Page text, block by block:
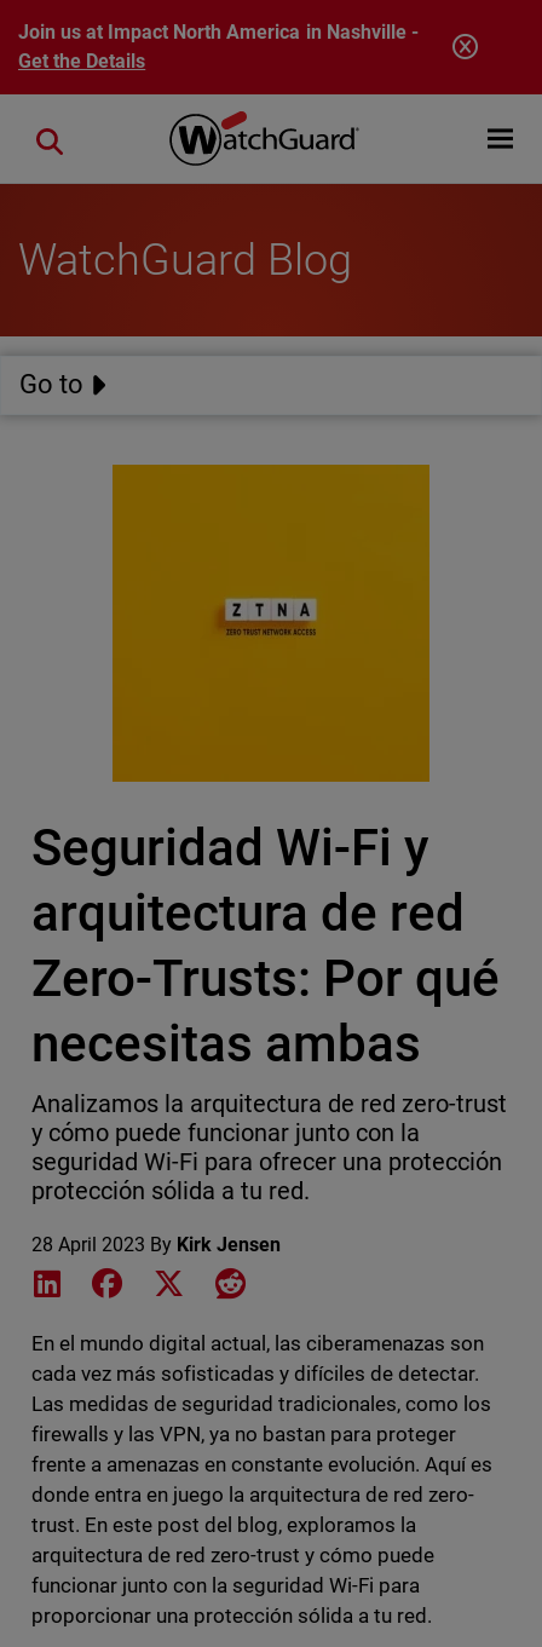
Skip to main content
Join us at Impact North America in Nashville -
Get the Details
Open
Close search
WatchGuard Blog
Go to
Seguridad Wi-Fi y
arquitectura de red
Zero-Trusts: Por qué
necesitas ambas
Analizamos la arquitectura de red zero-trust
y cómo puede funcionar junto con la
seguridad Wi-Fi para ofrecer una protección
protección sólida a tu red.
28 April 2023 By Kirk Jensen
Share on LinkedIn
Share on Facebook
Share on XShare on Reddit
En el mundo digital actual, las ciberamenazas son
cada vez más sofisticadas y difíciles de detectar.
Las medidas de seguridad tradicionales, como los
firewalls y las VPN, ya no bastan para proteger
frente a amenazas en constante evolución. Aquí es
donde entra en juego la arquitectura de red zero-
trust. En este post del blog, exploramos la
arquitectura de red zero-trust y cómo puede
funcionar junto con la seguridad Wi-Fi para
proporcionar una protección sólida a tu red.